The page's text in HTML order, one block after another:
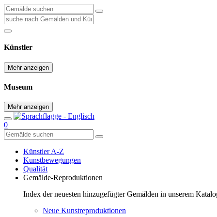
Künstler
Mehr anzeigen
Museum
Mehr anzeigen
0
Künstler A-Z
Kunstbewegungen
Qualität
Gemälde-Reproduktionen
Index der neuesten hinzugefügter Gemälden in unserem
Neue Kunstreproduktionen